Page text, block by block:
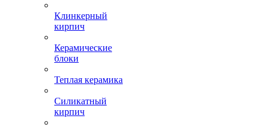
Клинкерный
кирпич
Керамические
блоки
Теплая керамика
Силикатный
кирпич